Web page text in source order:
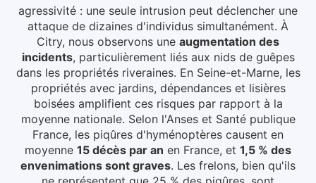
agressivité : une seule intrusion peut déclencher une
attaque de dizaines d'individus simultanément. À
Citry, nous observons une augmentation des
incidents, particulièrement liés aux nids de guêpes
dans les propriétés riveraines. En Seine-et-Marne, les
propriétés avec jardins, dépendances et lisières
boisées amplifient ces risques par rapport à la
moyenne nationale. Selon l'Anses et Santé publique
France, les piqûres d'hyménoptères causent en
moyenne 15 décès par an en France, et 1,5 % des
envenimations sont graves. Les frelons, bien qu'ils